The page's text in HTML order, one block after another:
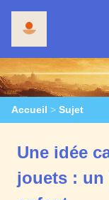
Accueil > Sujet
Une idée
jouets :